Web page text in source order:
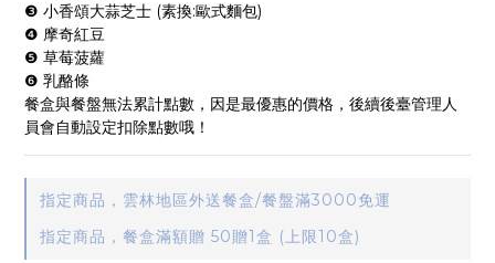
❸ 小香頌大蒜芝士 (素換:歐式麵包)
❹ 摩奇紅豆
❺ 草莓菠蘿
❻ 乳酪條
餐盒與餐盤無法累計點數，因是最優惠的價格，後續後臺管理人
員會自動設定扣除點數哦！
指定商品，雲林地區外送餐盒/餐盤滿3000免運
指定商品，餐盒滿額贈 50贈1盒 (上限10盒)